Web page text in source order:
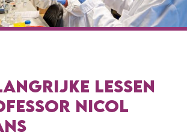
LESSEN
NICOL